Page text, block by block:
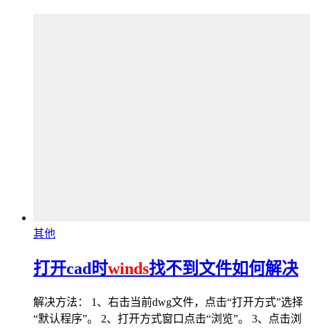
其他
打开cad时winds找不到文件如何解决
解决方法： 1、右击当前dwg文件，点击“打开方式”选择
“默认程序”。 2、打开方式窗口点击“浏览”。 3、点击浏